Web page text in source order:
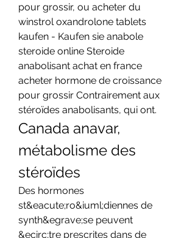
pour grossir, ou acheter du
winstrol oxandrolone tablets
kaufen - Kaufen sie anabole
steroide online Steroide
anabolisant achat en france
acheter hormone de croissance
pour grossir Contrairement aux
stéroïdes anabolisants, qui ont.
Canada anavar,
métabolisme des
stéroïdes
Des hormones
st&eacute;ro&iuml;diennes de
synth&egrave;se peuvent
&ecirc;tre prescrites dans de